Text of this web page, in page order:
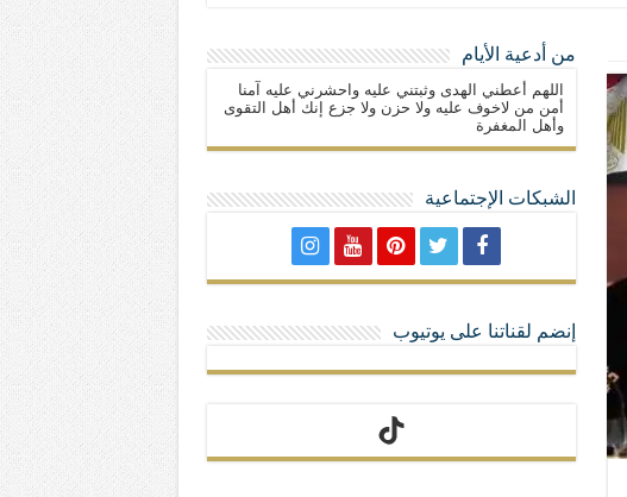
(عليهم السلام) فكلّ المسلمين شيعة.
و ألوان و لا تمنحهم الامتيازات أنساب و أديان
من أدعية الأيام
اللهم أعطني الهدى وثبتني عليه واحشرني عليه آمنا
أمن من لاخوف عليه ولا حزن ولا جزع إنك أهل التقوى
وأهل المغفرة
الشبكات الإجتماعية
إنضم لقناتنا على يوتيوب